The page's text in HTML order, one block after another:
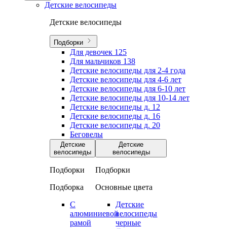
Детские велосипеды
Детские велосипеды
Подборки
Для девочек 125
Для мальчиков 138
Детские велосипеды для 2-4 года
Детские велосипеды для 4-6 лет
Детские велосипеды для 6-10 лет
Детские велосипеды для 10-14 лет
Детские велосипеды д. 12
Детские велосипеды д. 16
Детские велосипеды д. 20
Беговелы
Детские
велосипеды
Подборки
Подборка
С
алюминиевой
рамой
Детские
велосипеды
Подборки
Основные цвета
Детские
велосипеды
черные